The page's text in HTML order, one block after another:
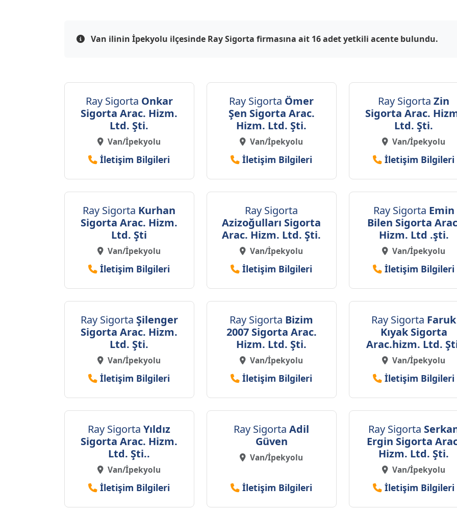
Van ilinin İpekyolu ilçesinde Ray Sigorta firmasına ait 16 adet yetkili acente bulundu.
Ray Sigorta Onkar
Sigorta Arac. Hizm.
Ltd. Şti.
Van/İpekyolu
İletişim Bilgileri
Ray Sigorta Ömer
Şen Sigorta Arac.
Hizm. Ltd. Şti.
Van/İpekyolu
İletişim Bilgileri
Ray SigortaZin
Sigorta Arac.
Ltd. Şti.
Van/İpekyolu
İletişim Bilgileri
Ray Sigorta Kurhan
Sigorta Arac. Hizm.
Ltd. Şti
Van/İpekyolu
İletişim Bilgileri
Ray Sigorta
Azizoğulları Sigorta
Arac. Hizm. Ltd. Şti.
Van/İpekyolu
İletişim Bilgileri
Ray Sigorta Emin
Bilen Sigorta
Hizm. Ltd .şti.
Van/İpekyolu
İletişim Bilgileri
Ray Sigorta Şilenger
Sigorta Arac. Hizm.
Ltd. Şti.
Van/İpekyolu
İletişim Bilgileri
Ray Sigorta Bizim
2007 Sigorta Arac.
Hizm. Ltd. Şti.
Van/İpekyolu
İletişim Bilgileri
Ray Sigorta Faruk
Kıyak Sigorta
Arac.hizm. Ltd.
Van/İpekyolu
İletişim Bilgileri
Ray SigortaYıldız
Sigorta Arac. Hizm.
Ltd. Şti..
Van/İpekyolu
İletişim Bilgileri
Ray SigortaAdil
Güven
Van/İpekyolu
İletişim Bilgileri
Ray Sigorta
Ergin Sigorta
Hizm. Ltd. Şti.
Van/İpekyolu
İletişim Bilgileri